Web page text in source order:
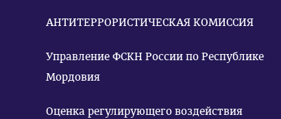
АНТИТЕРРОРИСТИЧЕСКАЯ КОМИССИЯ
Управление ФСКН России по Республике
Мордовия
Оценка регулирующего воздействия